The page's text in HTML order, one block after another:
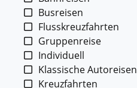
Busreisen
Flusskreuzfahrten
Gruppenreise
Individuell
Klassische Autoreisen
Kreuzfahrten